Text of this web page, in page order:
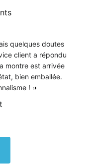
quelques doutes
client a répondu
montre est arrivée
bien emballée.
!